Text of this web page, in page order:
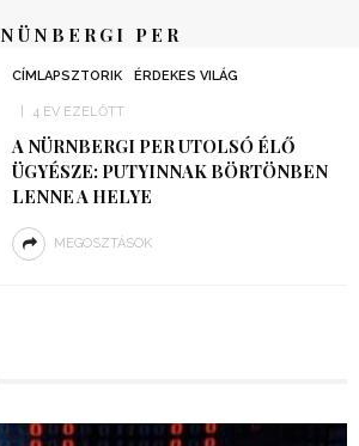
NÜNBERGI PER
CÍMLAPSZTORIK ÉRDEKES VILÁG
4 ÉV EZELŐTT
A NÜRNBERGI PER UTOLSÓ ÉLŐ
ÜGYÉSZE: PUTYINNAK BÖRTÖNBEN
LENNE A HELYE
MEGOSZTÁSOK